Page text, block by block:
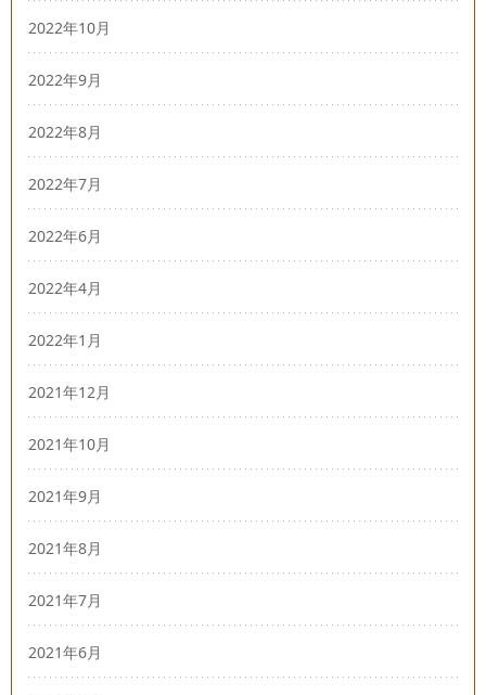
2022年10月
2022年9月
2022年8月
2022年7月
2022年6月
2022年4月
2022年1月
2021年12月
2021年10月
2021年9月
2021年8月
2021年7月
2021年6月